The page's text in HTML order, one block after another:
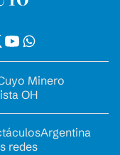
Minero
OH
Argentina
redes